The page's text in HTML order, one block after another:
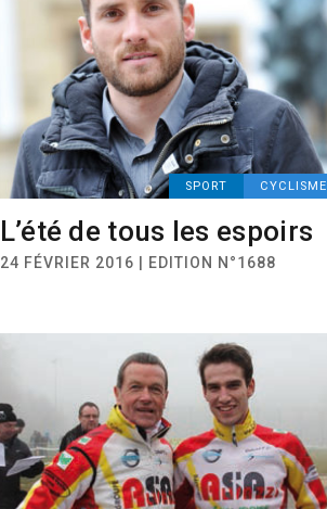
SPORT CYCLISME
L’été de tous les espoirs
24 FÉVRIER 2016 | EDITION N°1688